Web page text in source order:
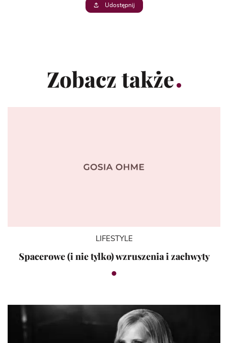
Udostępnij
Zobacz także
LIFESTYLE
Spacerowe (i nie tylko) wzruszenia i zachwyty